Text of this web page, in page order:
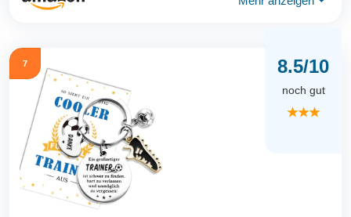
7 8.5/10
noch gut
★★★